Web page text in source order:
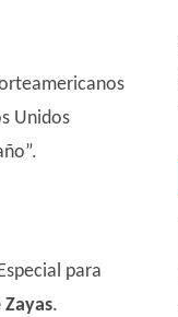
Unidos
para
.